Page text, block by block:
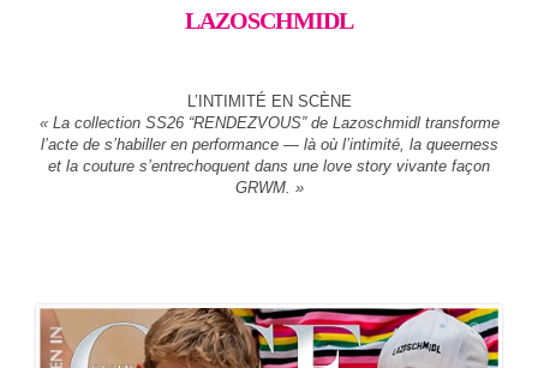
LAZOSCHMIDL
L’INTIMITÉ EN SCÈNE
« La collection SS26 “RENDEZVOUS” de Lazoschmidl transforme
l’acte de s’habiller en performance — là où l’intimité, la queerness
et la couture s’entrechoquent dans une love story vivante façon
GRWM. »